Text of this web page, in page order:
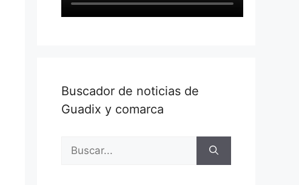
Buscador de noticias de
Guadix y comarca
Buscar: